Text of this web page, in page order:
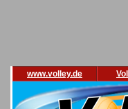
www.volley.de